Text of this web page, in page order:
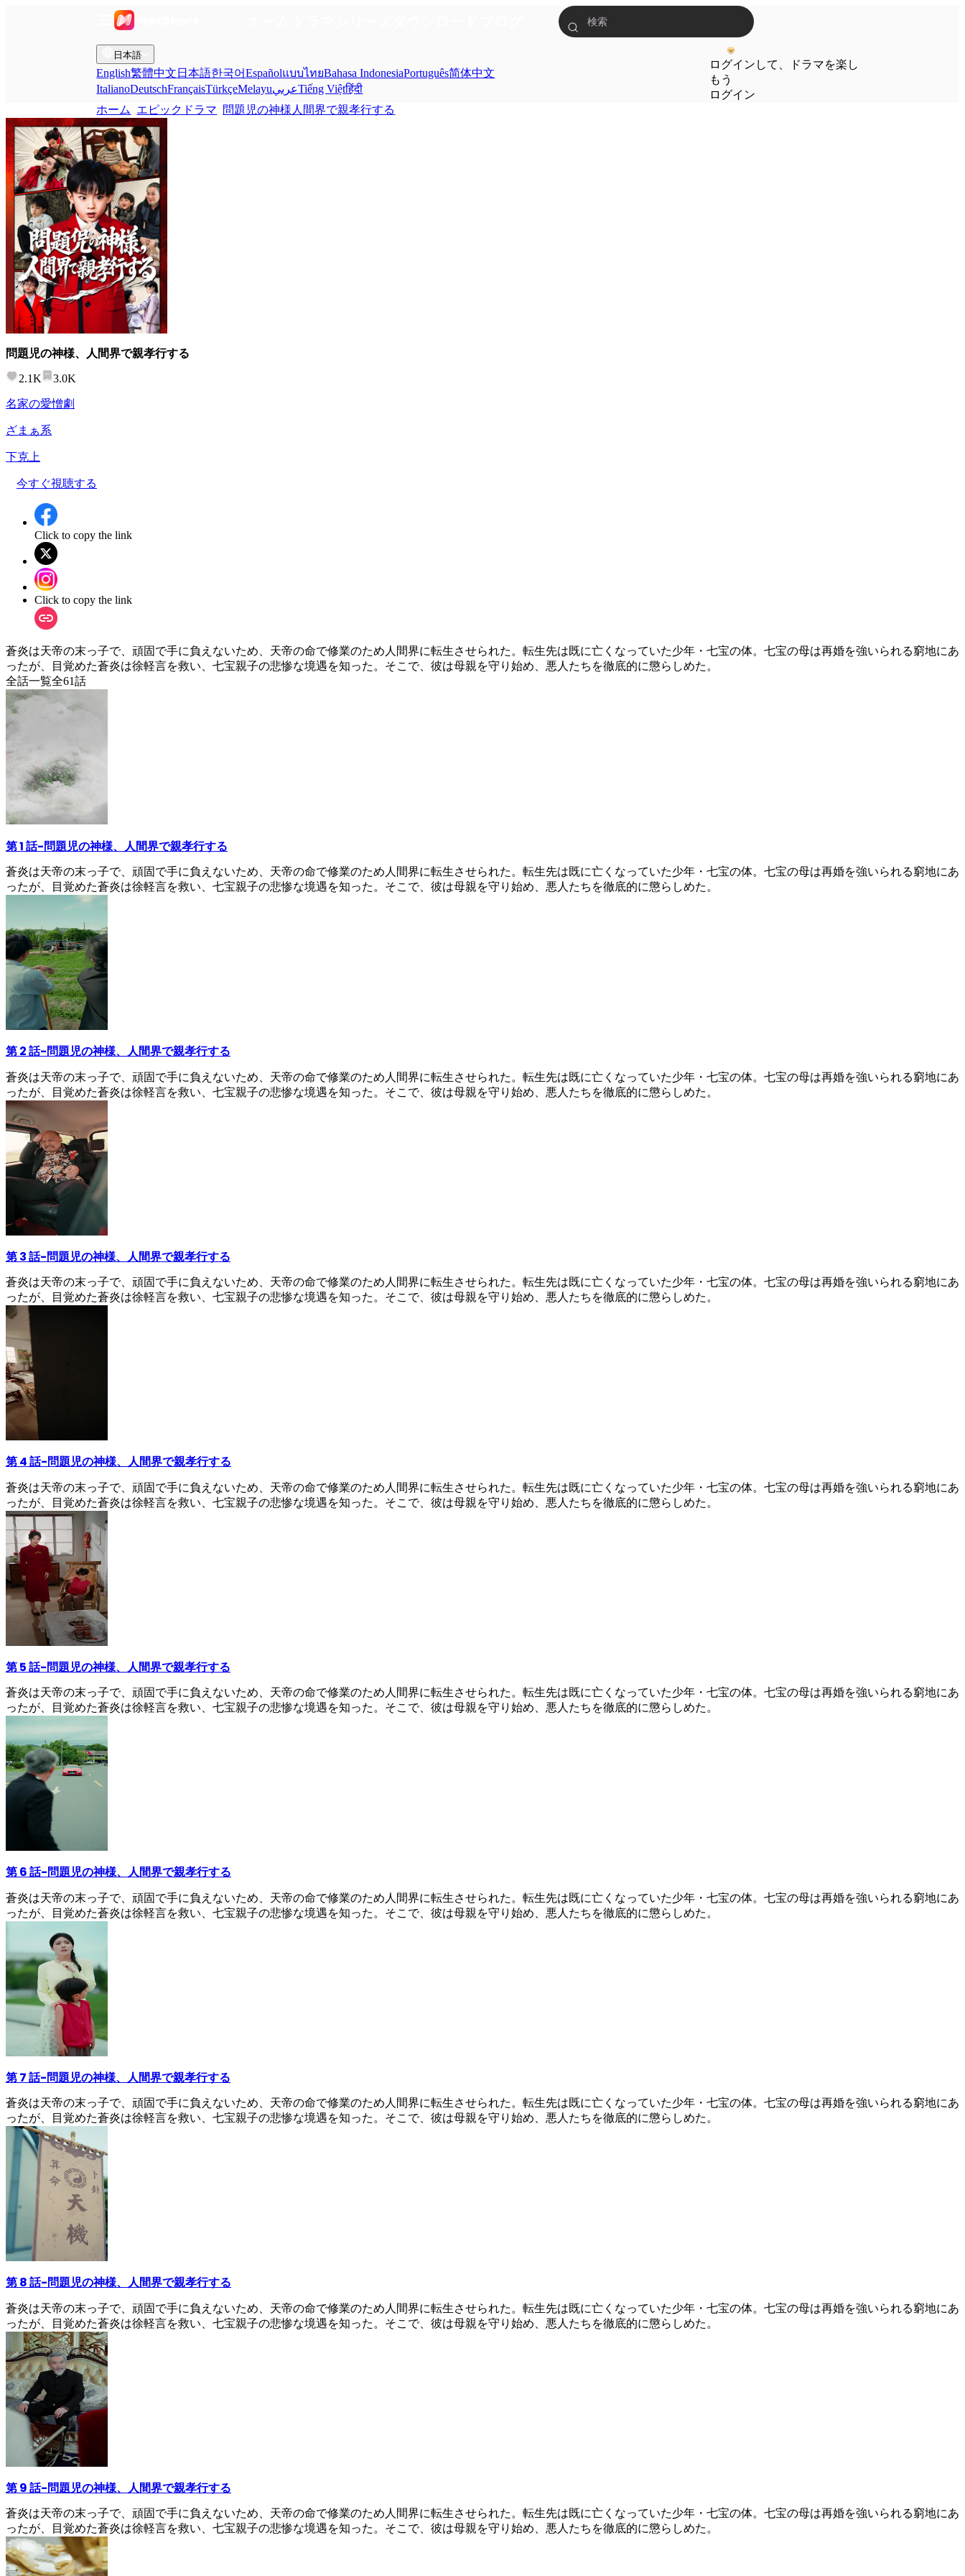
日本語
English繁體中文 日本語한국어EspañolแบบไทยBahasa IndonesiaPortuguês简体中文
ItalianoDeutschFrançaisTürkçeMelayuعربيTiếng Việtहिंदी
ログインして、ドラマを楽し
もう
ログイン
ホーム
エピックドラマ 問題児の神様人間界で親孝行する
問題児の神様、人間界で親孝行する
2.1K 3.0K
名家の愛憎劇
ざまぁ系
下克上
今すぐ視聴する
Click to copy the link
Click to copy the link
蒼炎は天帝の末っ子で、頑固で手に負えないため、天帝の命で修業のため人間界に転生させられた。転生先は既に亡くなっていた少年・七宝の体。七宝の母は再婚を強いられる窮地にあ
ったが、目覚めた蒼炎は徐軽言を救い、七宝親子の悲惨な境遇を知った。そこで、彼は母親を守り始め、悪人たちを徹底的に懲らしめた。
全話一覧全61話
第 1 話-問題児の神様、人間界で親孝行する
蒼炎は天帝の末っ子で、頑固で手に負えないため、天帝の命で修業のため人間界に転生させられた。転生先は既に亡くなっていた少年・七宝の体。七宝の母は再婚を強いられる窮地にあ
ったが、目覚めた蒼炎は徐軽言を救い、七宝親子の悲惨な境遇を知った。そこで、彼は母親を守り始め、悪人たちを徹底的に懲らしめた。
第 2 話-問題児の神様、人間界で親孝行する
蒼炎は天帝の末っ子で、頑固で手に負えないため、天帝の命で修業のため人間界に転生させられた。転生先は既に亡くなっていた少年・七宝の体。七宝の母は再婚を強いられる窮地にあ
ったが、目覚めた蒼炎は徐軽言を救い、七宝親子の悲惨な境遇を知った。そこで、彼は母親を守り始め、悪人たちを徹底的に懲らしめた。
第 3 話-問題児の神様、人間界で親孝行する
蒼炎は天帝の末っ子で、頑固で手に負えないため、天帝の命で修業のため人間界に転生させられた。転生先は既に亡くなっていた少年・七宝の体。七宝の母は再婚を強いられる窮地にあ
ったが、目覚めた蒼炎は徐軽言を救い、七宝親子の悲惨な境遇を知った。そこで、彼は母親を守り始め、悪人たちを徹底的に懲らしめた。
第 4 話-問題児の神様、人間界で親孝行する
蒼炎は天帝の末っ子で、頑固で手に負えないため、天帝の命で修業のため人間界に転生させられた。転生先は既に亡くなっていた少年・七宝の体。七宝の母は再婚を強いられる窮地にあ
ったが、目覚めた蒼炎は徐軽言を救い、七宝親子の悲惨な境遇を知った。そこで、彼は母親を守り始め、悪人たちを徹底的に懲らしめた。
第 5 話-問題児の神様、人間界で親孝行する
蒼炎は天帝の末っ子で、頑固で手に負えないため、天帝の命で修業のため人間界に転生させられた。転生先は既に亡くなっていた少年・七宝の体。七宝の母は再婚を強いられる窮地にあ
ったが、目覚めた蒼炎は徐軽言を救い、七宝親子の悲惨な境遇を知った。そこで、彼は母親を守り始め、悪人たちを徹底的に懲らしめた。
第 6 話-問題児の神様、人間界で親孝行する
蒼炎は天帝の末っ子で、頑固で手に負えないため、天帝の命で修業のため人間界に転生させられた。転生先は既に亡くなっていた少年・七宝の体。七宝の母は再婚を強いられる窮地にあ
ったが、目覚めた蒼炎は徐軽言を救い、七宝親子の悲惨な境遇を知った。そこで、彼は母親を守り始め、悪人たちを徹底的に懲らしめた。
第 7 話-問題児の神様、人間界で親孝行する
蒼炎は天帝の末っ子で、頑固で手に負えないため、天帝の命で修業のため人間界に転生させられた。転生先は既に亡くなっていた少年・七宝の体。七宝の母は再婚を強いられる窮地にあ
ったが、目覚めた蒼炎は徐軽言を救い、七宝親子の悲惨な境遇を知った。そこで、彼は母親を守り始め、悪人たちを徹底的に懲らしめた。
第 8 話-問題児の神様、人間界で親孝行する
蒼炎は天帝の末っ子で、頑固で手に負えないため、天帝の命で修業のため人間界に転生させられた。転生先は既に亡くなっていた少年・七宝の体。七宝の母は再婚を強いられる窮地にあ
ったが、目覚めた蒼炎は徐軽言を救い、七宝親子の悲惨な境遇を知った。そこで、彼は母親を守り始め、悪人たちを徹底的に懲らしめた。
第 9 話-問題児の神様、人間界で親孝行する
蒼炎は天帝の末っ子で、頑固で手に負えないため、天帝の命で修業のため人間界に転生させられた。転生先は既に亡くなっていた少年・七宝の体。七宝の母は再婚を強いられる窮地にあ
ったが、目覚めた蒼炎は徐軽言を救い、七宝親子の悲惨な境遇を知った。そこで、彼は母親を守り始め、悪人たちを徹底的に懲らしめた。